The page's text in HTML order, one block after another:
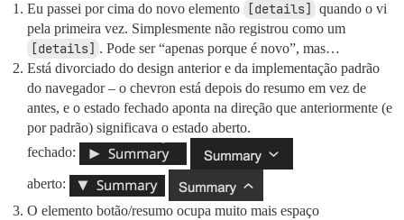
Eu passei por cima do novo elemento [details]
quando o vi
pela primeira vez. Simplesmente não registrou como um
[details] . Pode ser “apenas porque é novo”, mas…
Está divorciado do design anterior e da implementação padrão
do navegador – o chevron está depois do resumo em vez de
antes, e o estado fechado aponta na direção que anteriormente (e
por padrão) significava o estado aberto.
fechado:
aberto:
O elemento botão/resumo ocupa muito mais espaço